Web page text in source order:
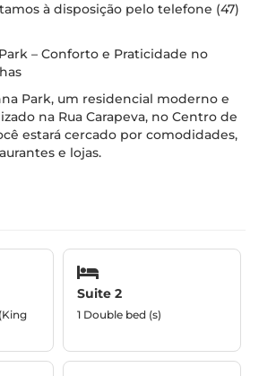
à disposição pelo telefone (47)
– Conforto e Praticidade no
Park, um residencial moderno e
na Rua Carapeva, no Centro de
estará cercado por comodidades,
e lojas.
Suite 2
1 Double bed (s)